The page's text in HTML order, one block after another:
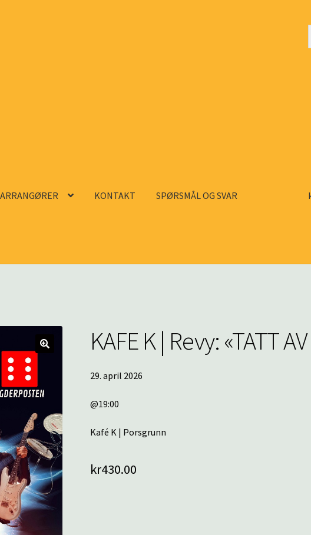
ARRANGØRER KONTAKT SPØRSMÅL OG SVAR
KAFE K | Revy: «TATT
29. april 2026
@19:00
Kafé K | Porsgrunn
kr430.00